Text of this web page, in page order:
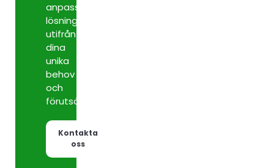
anpassade
lösningar
utifrån
dina
unika
behov
och
förutsättningar.
Kontakta
oss